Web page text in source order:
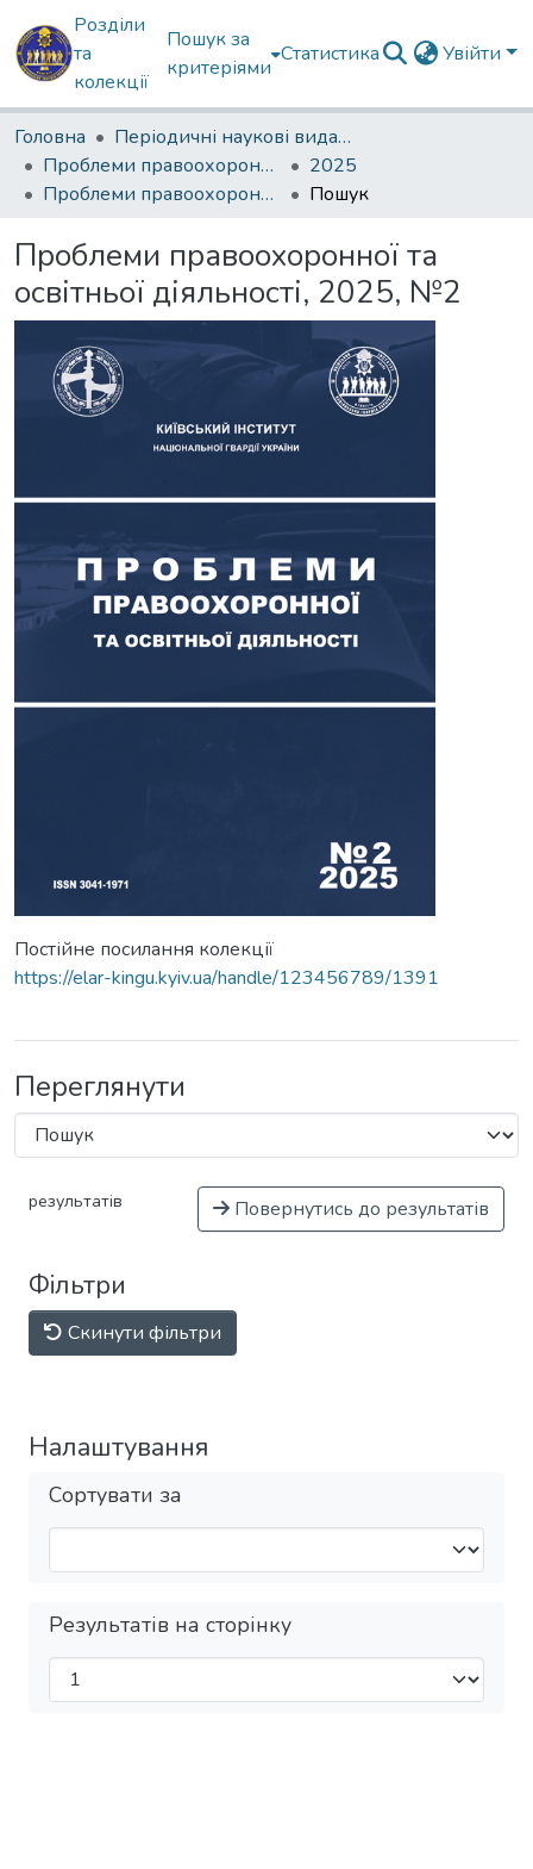
Розділи
та
колекції
Пошук за
критеріями
Статистика Увійти
Головна
Періодичні наукові видання КІ НГУ
Проблеми правоохоронної та освітньої діяльності
2025
Проблеми правоохоронної та освітньої діяльності, 2025, №2
Пошук
Проблеми правоохоронної та
освітньої діяльності, 2025, №2
Постійне посилання колекції
https://elar-kingu.kyiv.ua/handle/123456789/1391
Переглянути
результатів Повернутись до результатів
Фільтри
Скинути фільтри
Налаштування
Сортувати за
Результатів на сторінку